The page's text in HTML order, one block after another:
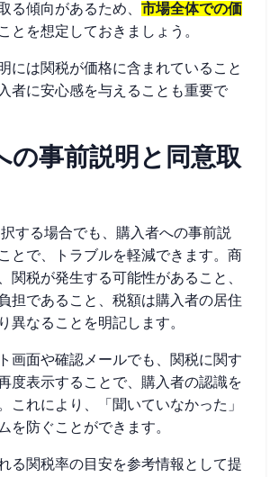
る傾向があるため、 市場全体での価
ことを想定しておきましょう。
には関税が価格に含まれていること
者に安心感を与えることも重要で
の事前説明と同意取
する場合でも、購入者への事前説
とで、トラブルを軽減できます。商
関税が発生する可能性があること、
担であること、税額は購入者の居住
異なることを明記します。
画面や確認メールでも、関税に関す
度表示することで、購入者の認識を
これにより、「聞いていなかった」
を防ぐことができます。
る関税率の目安を参考情報として提